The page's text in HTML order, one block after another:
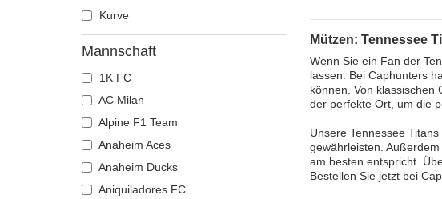
Kurve
Mannschaft
1K FC
AC Milan
Alpine F1 Team
Anaheim Aces
Anaheim Ducks
Aniquiladores FC
Mützen: Tennessee
Wenn Sie ein Fan der
lassen. Bei Caphunters
können. Von klassischen
der perfekte Ort, um die
Unsere Tennessee
gewährleisten.
am besten entspricht.
Bestellen Sie jetzt bei